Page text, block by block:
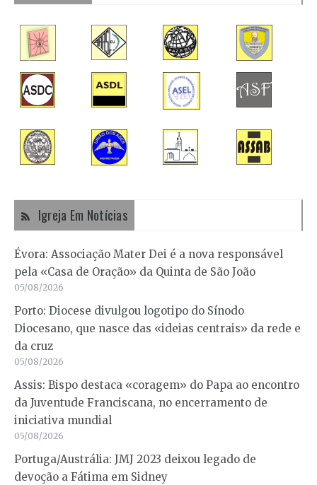
Igreja Em Notícias
Évora: Associação Mater Dei é a nova responsável
pela «Casa de Oração» da Quinta de São João
05/08/2026
Porto: Diocese divulgou logotipo do Sínodo
Diocesano, que nasce das «ideias centrais» da rede e
da cruz
05/08/2026
Assis: Bispo destaca «coragem» do Papa ao encontro
da Juventude Franciscana, no encerramento de
iniciativa mundial
05/08/2026
Portuga/Austrália: JMJ 2023 deixou legado de
devoção a Fátima em Sidney